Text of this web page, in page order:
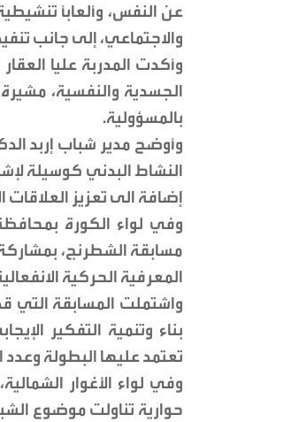
عن النفس، وألعاباً
والاجتماعي، إلى جانب
وأكدت المدربة عليا
الجسدية والنفسية،
بالمسؤولية.
وأوضح مدير شباب إربد
النشاط البدني كوسيلة
إضافة الى تعزيز
وفي لواء الكورة
المعرفية الحركية
واشتملت المسابقة التي
بناء وتنمية التفكير
تعتمد عليها البطولة وعدد
وفي لواء الأغوار